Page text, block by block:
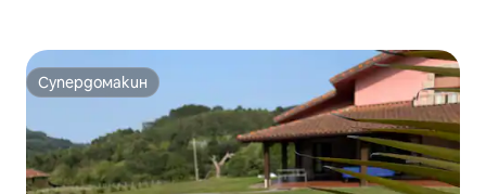
Супердомакин
Супердомакин